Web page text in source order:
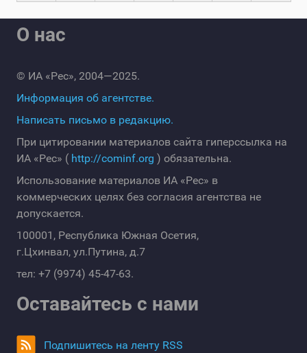
О нас
© ИА «Рес», 2004—2025.
Информация об агентстве.
Написать письмо в редакцию.
При цитировании материалов сайта гиперссылка на
ИА «Рес» ( http://cominf.org ) обязательна.
Использование материалов ИА «Рес» в
коммерческих целях без согласия агентства не
допускается.
100001, Республика Южная Осетия,
г.Цхинвал, ул.Путина, д.7
тел: +7 (9974) 45-47-63.
Оставайтесь с нами
Подпишитесь на ленту RSS